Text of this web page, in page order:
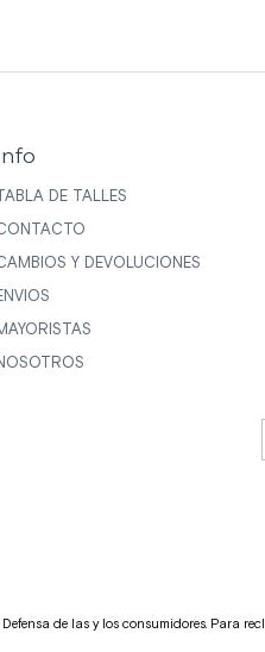
DE TALLES
Y DEVOLUCIONES
Defensa de las y los consumidores. Para